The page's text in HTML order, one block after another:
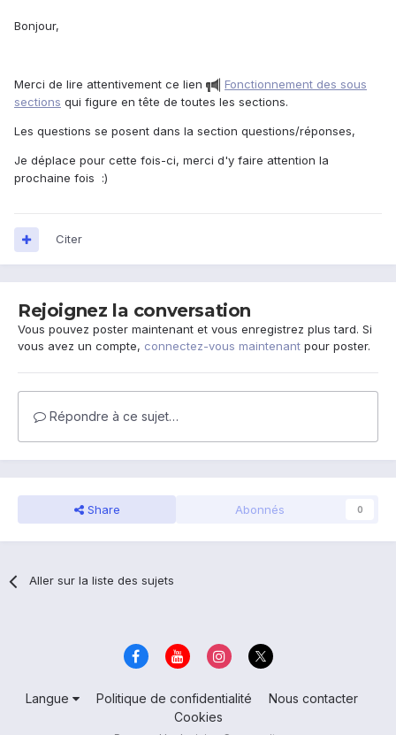
Bonjour,
Merci de lire attentivement ce lien
Fonctionnement des sous
sections qui figure en tête de toutes les sections.
Les questions se posent dans la section questions/réponses,
Je déplace pour cette fois-ci, merci d'y faire attention la
prochaine fois :)
Citer
Rejoignez la conversation
Vous pouvez poster maintenant et vous enregistrez plus tard. Si
vous avez un compte, connectez-vous maintenant pour poster.
Répondre à ce sujet…
Share Abonnés 0
Aller sur la liste des sujets
Langue Politique de confidentialité
Nous contacter
Cookies